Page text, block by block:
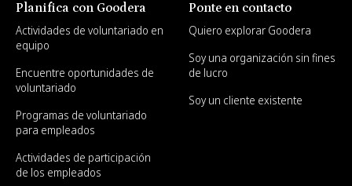
Planifica con Goodera
Actividades de voluntariado en
equipo
Encuentre oportunidades de
voluntariado
Programas de voluntariado
para empleados
Actividades de participación
de los empleados
Ponte en contacto
Quiero explorar Goodera
Soy una organización sin fines
de lucro
Soy un cliente existente